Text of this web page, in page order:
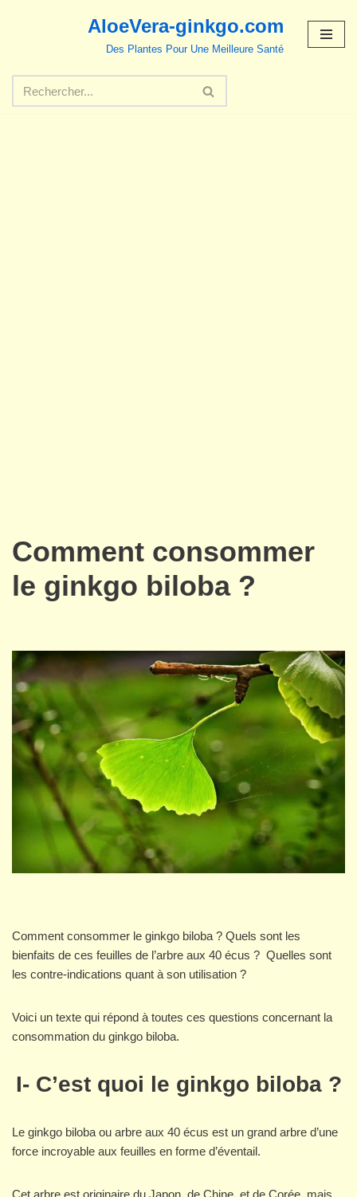
contenu
AloeVera-ginkgo.com
Des Plantes Pour Une Meilleure Santé
Comment consommer
le ginkgo biloba ?
Comment consommer le ginkgo biloba ? Quels sont les
bienfaits de ces feuilles de l’arbre aux 40 écus ? Quelles sont
les contre-indications quant à son utilisation ?
Voici un texte qui répond à toutes ces questions concernant la
consommation du ginkgo biloba.
I- C’est quoi le ginkgo biloba ?
Le ginkgo biloba ou arbre aux 40 écus est un grand arbre d’une
force incroyable aux feuilles en forme d’éventail.